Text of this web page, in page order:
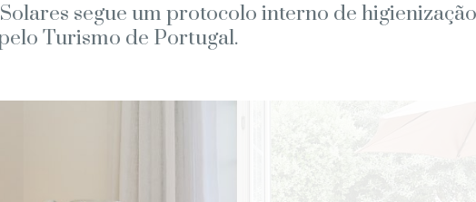
segue um protocolo interno de
Turismo de Portugal.